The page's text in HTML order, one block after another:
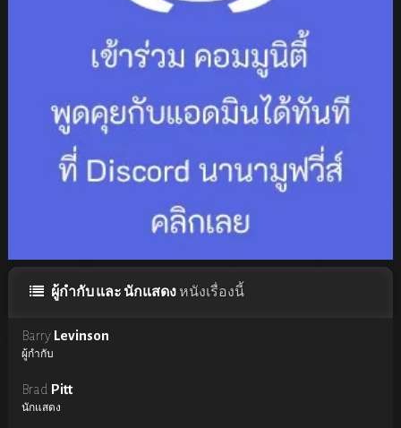
ผู้กำกับ และ นักแสดงหนังเรื่องนี้
Barry Levinson
ผู้กำกับ
Brad Pitt
นักแสดง